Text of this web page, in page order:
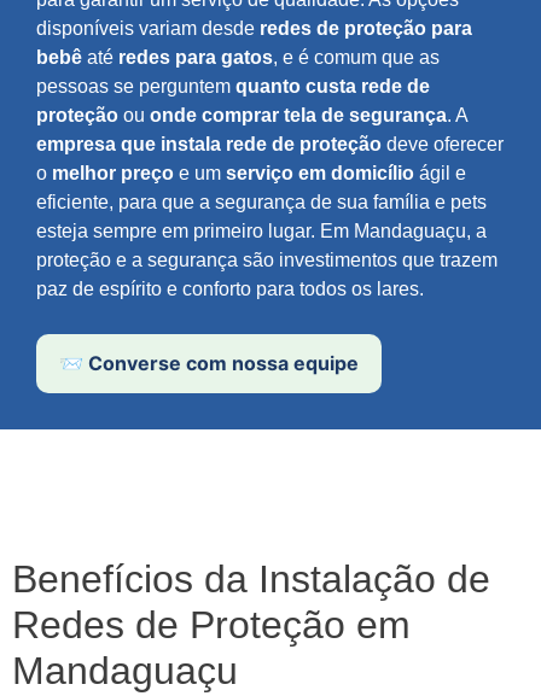
disponíveis variam desde redes de proteção para
bebê até redes para gatos, e é comum que as
pessoas se perguntem quanto custa rede de
proteção ou onde comprar tela de segurança. A
empresa que instala rede de proteção deve oferecer
o melhor preço e um serviço em domicílio ágil e
eficiente, para que a segurança de sua família e pets
esteja sempre em primeiro lugar. Em Mandaguaçu, a
proteção e a segurança são investimentos que trazem
paz de espírito e conforto para todos os lares.
📨 Converse com nossa equipe
Benefícios da Instalação de
Redes de Proteção em
Mandaguaçu